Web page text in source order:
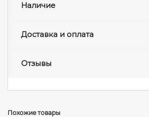
Наличие
Доставка и оплата
Отзывы
Похожие товары